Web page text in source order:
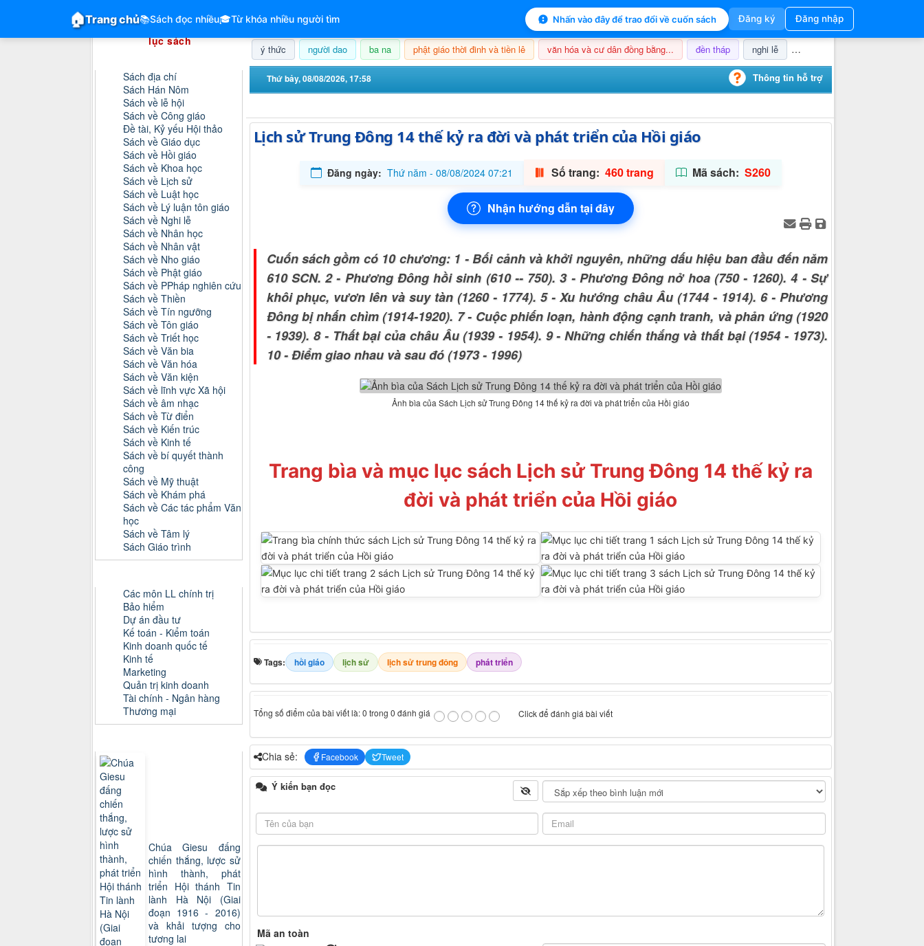
🏠Trang chủ📚Sách đọc nhiều🎓Từ khóa nhiều người tìm Nhấn vào đây để trao đổi về cuốn sách Đăng ký Đăng nhập
ý thức người dao ba na phật giáo thời đinh và tiền lê văn hóa và cư dân đồng bằng... đền tháp nghi lễ champa
Thứ bảy, 08/08/2026, 17:58 Thông tin hỗ trợ
Lịch sử Trung Đông 14 thế kỷ ra đời và phát triển của Hồi giáo
Đăng ngày: Thứ năm - 08/08/2024 07:21 Số trang: 460 trang Mã sách: S260
Nhận hướng dẫn tại đây
Cuốn sách gồm có 10 chương: 1 - Bối cảnh và khởi nguyên, những dấu hiệu ban đầu đến năm
610 SCN. 2 - Phương Đông hồi sinh (610 -- 750). 3 - Phương Đông nở hoa (750 - 1260). 4 - Sự
khôi phục, vươn lên và suy tàn (1260 - 1774). 5 - Xu hướng châu Âu (1744 - 1914). 6 - Phương
Đông bị nhấn chìm (1914-1920). 7 - Cuộc phiến loạn, hành động cạnh tranh, và phản ứng (1920
- 1939). 8 - Thất bại của châu Âu (1939 - 1954). 9 - Những chiến thắng và thất bại (1954 - 1973).
10 - Điểm giao nhau và sau đó (1973 - 1996)
Ảnh bìa của Sách Lịch sử Trung Đông 14 thế kỷ ra đời và phát triển của Hồi giáo
Trang bìa và mục lục sách Lịch sử Trung Đông 14 thế kỷ ra
đời và phát triển của Hồi giáo
Tags: hồi giáo lịch sử lịch sử trung đông phát triển
Tổng số điểm của bài viết là: 0 trong 0 đánh giá Click để đánh giá bài viết
Chia sẻ: Facebook Tweet
Ý kiến bạn đọc
Mã an toàn
Hệ thống hóa tài liệu & mục
lục sách
Sách địa chí
Sách Hán Nôm
Sách về lễ hội
Sách về Công giáo
Đề tài, Kỷ yếu Hội thảo
Sách về Giáo dục
Sách về Hồi giáo
Sách về Khoa học
Sách về Lịch sử
Sách về Luật học
Sách về Lý luận tôn giáo
Sách về Nghi lễ
Sách về Nhân học
Sách về Nhân vật
Sách về Nho giáo
Sách về Phật giáo
Sách về PPháp nghiên cứu
Sách về Thiền
Sách về Tín ngưỡng
Sách về Tôn giáo
Sách về Triết học
Sách về Văn bia
Sách về Văn hóa
Sách về Văn kiện
Sách về lĩnh vực Xã hội
Sách về âm nhạc
Sách về Từ điển
Sách về Kiến trúc
Sách về Kinh tế
Sách về bí quyết thành
công
Sách về Mỹ thuật
Sách về Khám phá
Sách về Các tác phẩm Văn
học
Sách về Tâm lý
Sách Giáo trình
Các môn LL chính trị
Bảo hiểm
Dự án đầu tư
Kế toán - Kiểm toán
Kinh doanh quốc tế
Kinh tế
Marketing
Quản trị kinh doanh
Tài chính - Ngân hàng
Thương mại
Chúa Giesu đấng
chiến thắng, lược sử
hình thành, phát
triển Hội thánh Tin
lành Hà Nội (Giai
đoạn 1916 - 2016)
và khải tượng cho
tương lai